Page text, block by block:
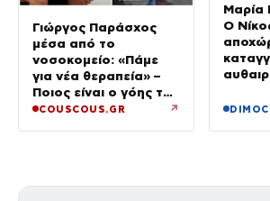
Γιώργος Παράσχος
μέσα από το
νοσοκομείο: «Πάμε
για νέα θεραπεία» –
Ποιος είναι ο γόης της
Μενεγάκη που δίνει
COUSCOUS.GR ↗
Μαρία
Ο
για τη